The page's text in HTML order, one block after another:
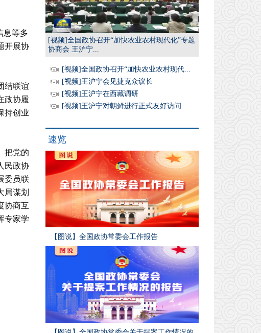
息等多
开展协
结联谊
政协履
持创业
把党的
民政协
委员联
局谋划
协商互
专家学
[视频]全国政协召开“加快农业农村现代化”专题
协商会 王沪宁...
[视频]全国政协召开“加快农业农村现代...
[视频]王沪宁会见捷克众议长
[视频]王沪宁在西藏调研
[视频]王沪宁对朝鲜进行正式友好访问
速览
【图说】全国政协常委会工作报告